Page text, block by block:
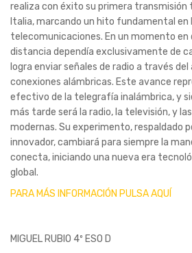
realiza con éxito su primera transmisión
Italia, marcando un hito fundamental en
telecomunicaciones. En un momento en
distancia dependía exclusivamente de
logra enviar señales de radio a través del
conexiones alámbricas. Este avance
efectivo de la telegrafía inalámbrica, y
más tarde será la radio, la televisión, y
modernas. Su experimento, respaldado
innovador, cambiará para siempre la
conecta, iniciando una nueva era
global.
PARA MÁS INFORMACIÓN PULSA AQUÍ
MIGUEL RUBIO 4º ESO D